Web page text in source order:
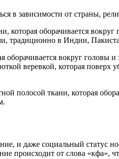
в зависимости от страны,
которая оборачивается
в Индии,
вокруг головы
веревкой, которая поверх
полосой ткани, которая
и даже социальный статус
от слова «кфа»,